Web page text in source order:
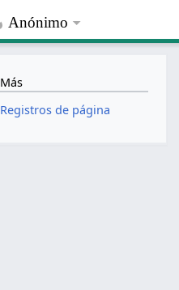
Anónimo
Más
Registros de página